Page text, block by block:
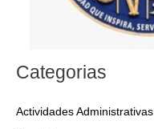
Categorias
Actividades Administrativas